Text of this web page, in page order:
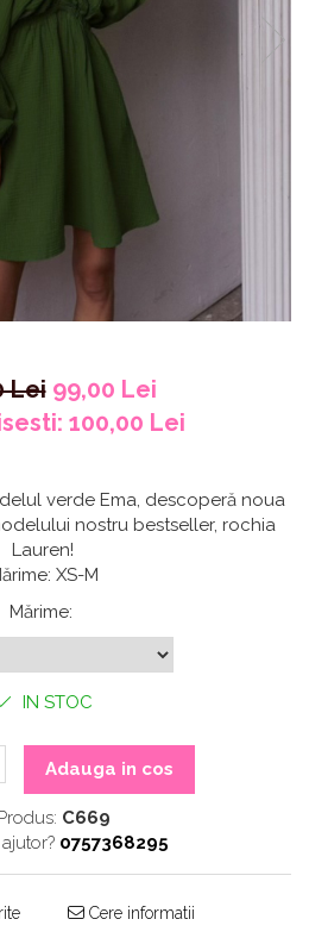
Lei 99,00 Lei
100,00 Lei
verde Ema, descoperă noua
nostru bestseller, rochia
Lauren!
XS-M
Mărime:
IN STOC
Adauga in cos
C669
0757368295
Cere informatii